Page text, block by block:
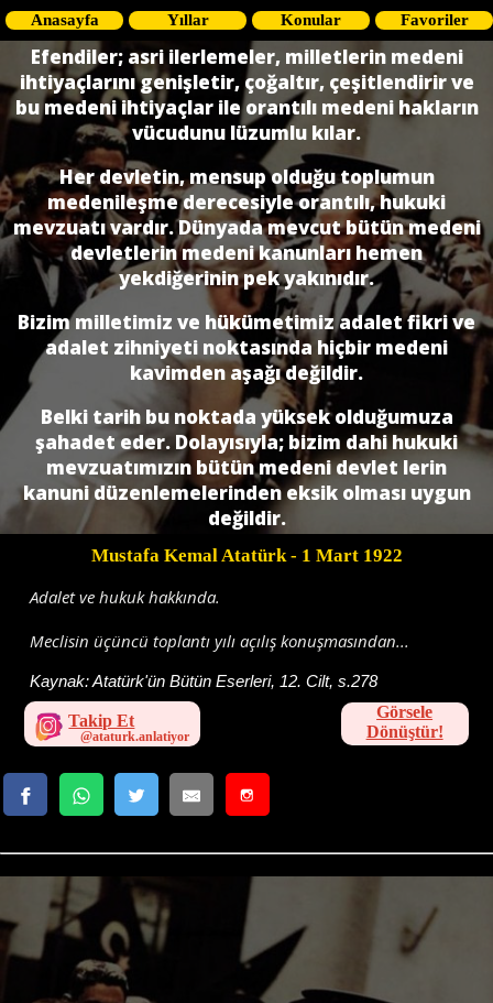
Anasayfa Yıllar Konular Favoriler
Efendiler; asri ilerlemeler, milletlerin medeni
ihtiyaçlarını genişletir, çoğaltır, çe­şitlendirir ve
bu medeni ihtiyaçlar ile orantılı medeni hakların
vücudunu lüzumlu kı­lar.
Her devletin, mensup olduğu toplumun
medenileşme derecesiyle orantılı, hukuki
mevzuatı vardır. Dünyada mevcut bütün medeni
devletlerin medeni kanunları hemen
yekdiğerinin pek yakınıdır.
Bizim milletimiz ve hükümetimiz adalet fikri ve
adalet zihniyeti noktasında hiçbir medeni
kavimden aşağı değildir.
Belki tarih bu noktada yüksek olduğumuza
şahadet eder. Dolayısıyla; bizim dahi hukuki
mevzuatımızın bütün medeni devlet lerin
kanuni düzenlemelerinden eksik olması uygun
değildir.
Mustafa Kemal Atatürk- 1 Mart 1922
Adalet ve hukuk hakkında.
Meclisin üçüncü toplantı yılı açılış konuşmasından...
Kaynak:Atatürk'ün Bütün Eserleri, 12. Cilt, s.278
Takip Et
Görsele
Dönüştür!